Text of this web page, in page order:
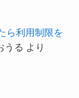
ら利用制限を
うる より